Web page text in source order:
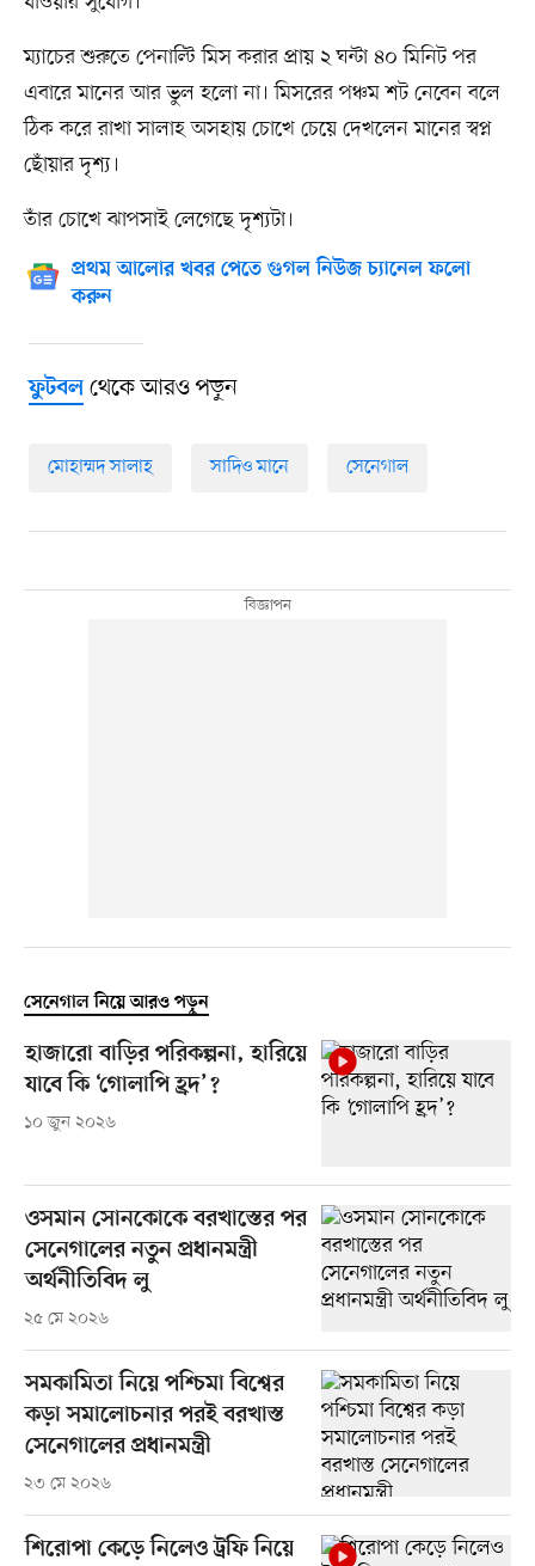
ম্যাচের শুরুতে পেনাল্টি মিস করার প্রায় ২ ঘন্টা ৪০ মিনিট পর
এবারে মানের আর ভুল হলো না। মিসরের পঞ্চম শট নেবেন বলে
ঠিক করে রাখা সালাহ অসহায় চোখে চেয়ে দেখলেন মানের স্বপ্ন
ছোঁয়ার দৃশ্য।
তাঁর চোখে ঝাপসাই লেগেছে দৃশ্যটা।
প্রথম আলোর খবর পেতে গুগল নিউজ চ্যানেল ফলো
করুন
ফুটবলথেকে আরও পড়ুন
মোহাম্মদ সালাহ সাদিও মানে সেনেগাল
সেনেগাল নিয়ে আরও পড়ুন
হাজারো বাড়ির পরিকল্পনা, হারিয়ে
যাবে কি ‘গোলাপি হ্রদ’?
১০ জুন ২০২৬
ওসমান সোনকোকে বরখাস্তের পর
সেনেগালের নতুন প্রধানমন্ত্রী
অর্থনীতিবিদ লু
২৫ মে ২০২৬
সমকামিতা নিয়ে পশ্চিমা বিশ্বের
কড়া সমালোচনার পরই বরখাস্ত
সেনেগালের প্রধানমন্ত্রী
২৩ মে ২০২৬
শিরোপা কেড়ে নিলেও ট্রফি নিয়ে